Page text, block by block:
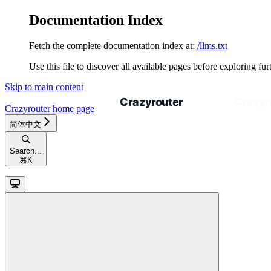
Documentation Index
Fetch the complete documentation index at: /llms.txt
Use this file to discover all available pages before exploring
Skip to main content
Crazyrouterhome page
简体中文
Search...
⌘ K